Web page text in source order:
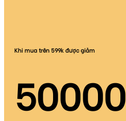
Khi mua trên 599k được giảm
50000